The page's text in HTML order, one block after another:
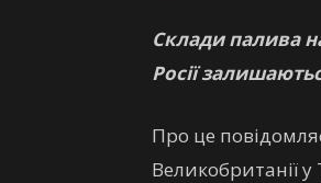
Склади палива
Росії
Про це
Великобританії